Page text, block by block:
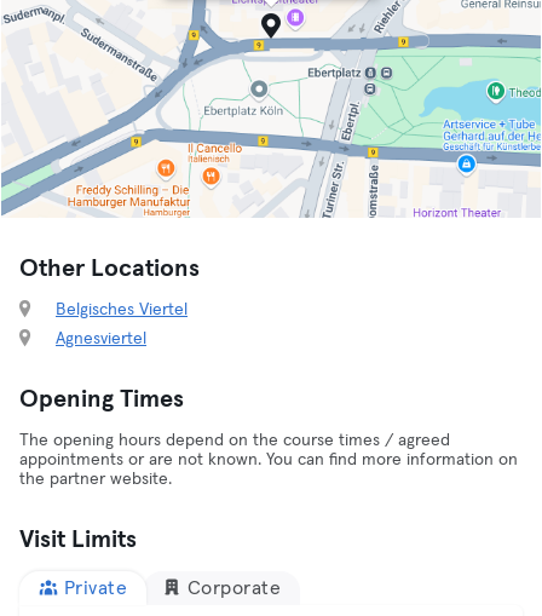
Other Locations
Belgisches Viertel
Agnesviertel
Opening Times
The opening hours depend on the course times / agreed
appointments or are not known. You can find more information on
the partner website.
Visit Limits
Private Corporate